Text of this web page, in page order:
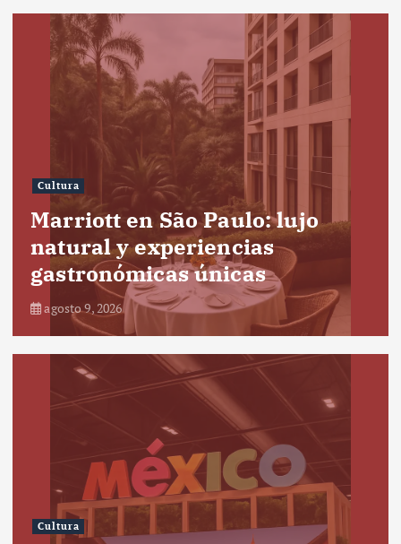
Cultura
Marriott en São Paulo: lujo
natural y experiencias
gastronómicas únicas
agosto 9, 2026
Cultura